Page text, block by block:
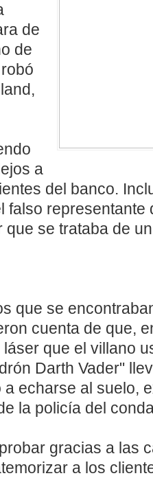
de
de
a
del banco.
falso representante
que se trataba de
que se
cuenta de que,
que el villano
Darth Vader"
echarse al suelo,
la policía del
gracias a las
a los